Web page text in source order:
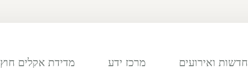
חדשות ואירועים מרכז ידע מדידת אקלים חוץ